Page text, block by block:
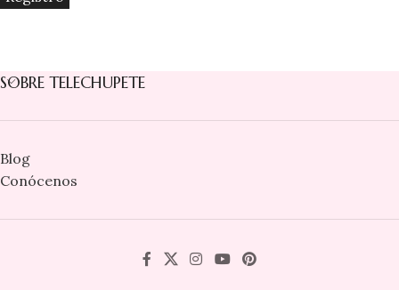
SOBRE TELECHUPETE
Blog
Conócenos